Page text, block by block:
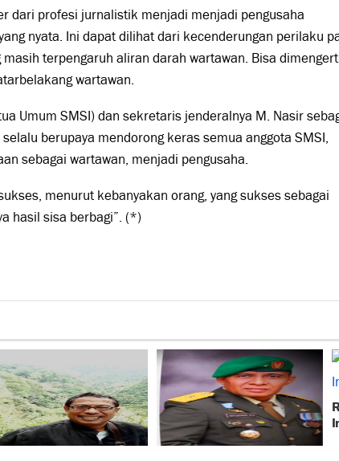
dari profesi jurnalistik menjadi menjadi pengusaha
nyata. Ini dapat dilihat dari kecenderungan perilaku
terpengaruh aliran darah wartawan. Bisa
wartawan.
Umum SMSI) dan sekretaris jenderalnya M. Nasir
berupaya mendorong keras semua anggota SMSI,
sebagai wartawan, menjadi pengusaha.
menurut kebanyakan orang, yang sukses sebagai
hasil sisa berbagi”. (*)